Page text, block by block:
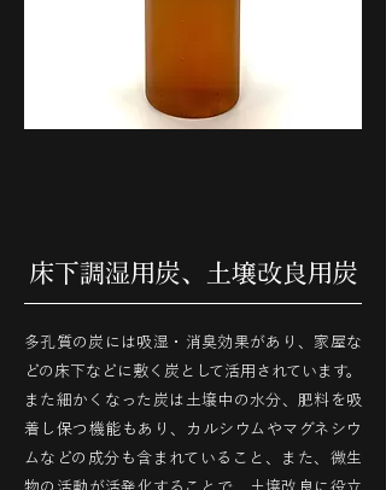
床下調湿用炭、土壌改良用炭
多孔質の炭には吸湿・消臭効果があり、家屋な
どの床下などに敷く炭として活用されています。
また細かくなった炭は土壌中の水分、肥料を吸
着し保つ機能もあり、カルシウムやマグネシウ
ムなどの成分も含まれていること、また、微生
物の活動が活発化することで、土壌改良に役立